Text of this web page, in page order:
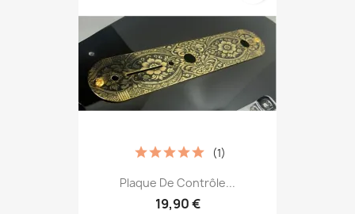
Plaque De Contrôle...
19,90 €
(1)